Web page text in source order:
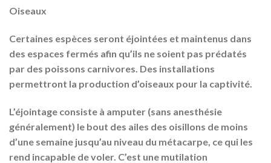
Oiseaux
Certaines espèces seront éjointées et maintenus dans
des espaces fermés afin qu’ils ne soient pas prédatés
par des poissons carnivores. Des installations
permettront la production d’oiseaux pour la captivité.
L’éjointage consiste à amputer (sans anesthésie
généralement) le bout des ailes des oisillons de moins
d’une semaine jusqu’au niveau du métacarpe, ce qui les
rend incapable de voler. C’est une mutilation